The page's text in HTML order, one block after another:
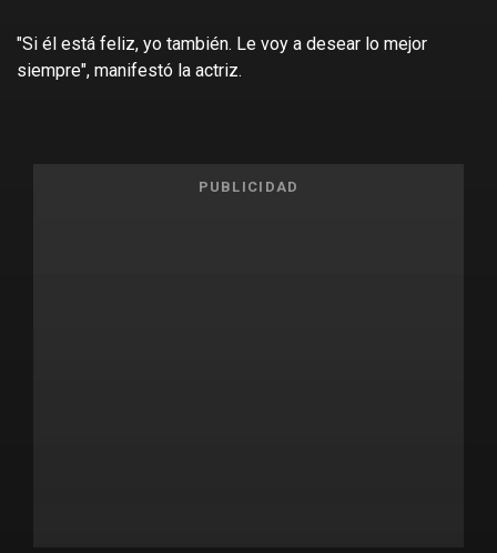
"Si él está feliz, yo también. Le voy a desear lo mejor
siempre", manifestó la actriz.
PUBLICIDAD